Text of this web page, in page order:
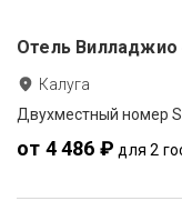
Отель Вилладжио
Калуга
Двухместный номер
от 4 486 ₽ для 2